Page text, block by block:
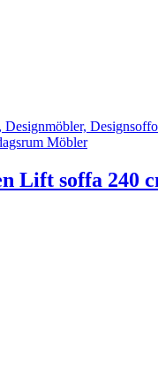
Designmöbler,
Möbler
Lift soffa 240